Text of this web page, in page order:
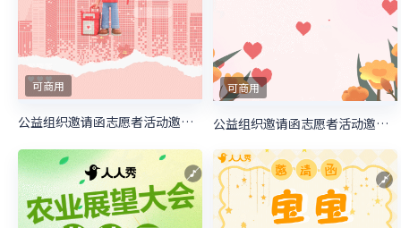
可商用
公益组织邀请函志愿者活动邀请函慈善活动邀请函
可商用
公益组织邀请函志愿者活动邀请函慈善活动邀请函